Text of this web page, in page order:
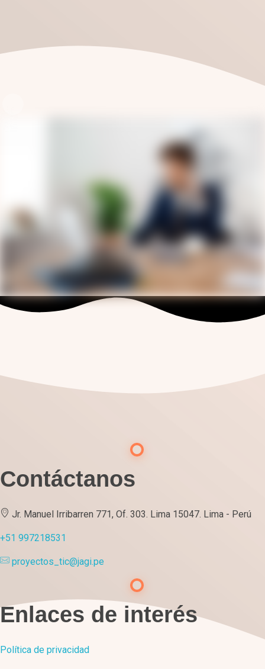
Contáctanos
Jr. Manuel Irribarren 771, Of. 303. Lima 15047. Lima - Perú
+51 997218531
proyectos_tic@jagi.pe
Enlaces de interés
Política de privacidad